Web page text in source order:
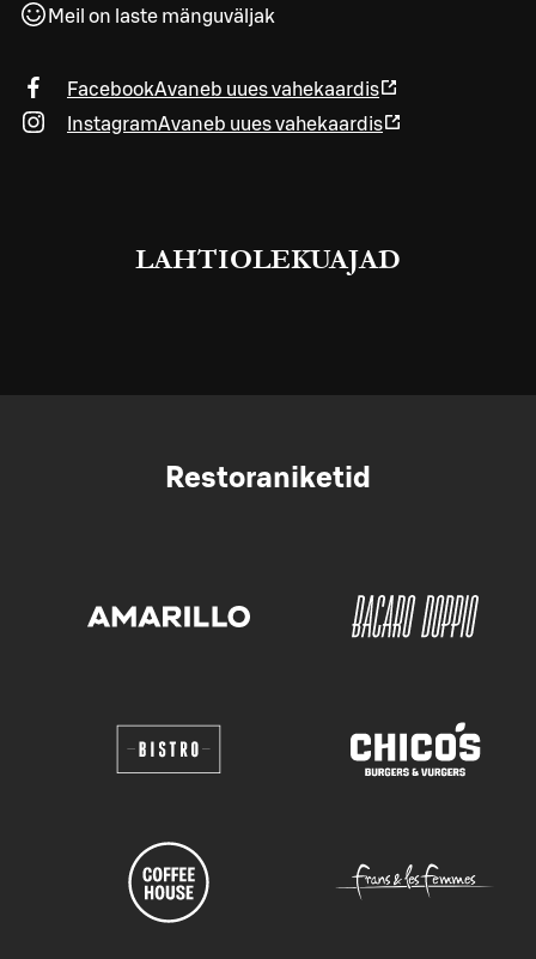
Meil on laste mänguväljak
FacebookAvaneb uues vahekaardis
InstagramAvaneb uues vahekaardis
LAHTIOLEKUAJAD
Restoraniketid